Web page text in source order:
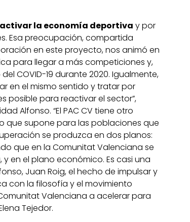
la economía deportiva y por
Esa preocupación, compartida
en este proyecto, nos animó en
para llegar a más competiciones y,
COVID-19 durante 2020. Igualmente,
en el mismo sentido y tratar por
posible para reactivar el sector”,
Alfonso. “El PAC CV tiene otro
que supone para las poblaciones que
se produzca en dos planos:
que en la Comunitat Valenciana se
en el plano económico. Es casi una
Juan Roig, el hecho de impulsar y
con la filosofía y el movimiento
Valenciana a acelerar para
Tejedor.